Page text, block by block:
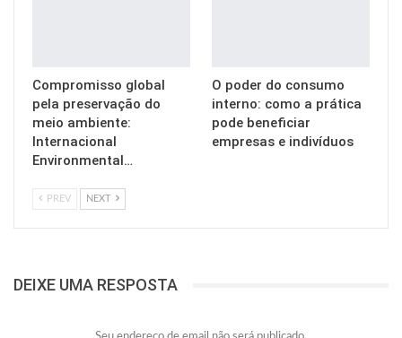
Compromisso global
pela preservação do
meio ambiente:
Internacional
Environmental…
O poder do consumo
interno: como a prática
pode beneficiar
empresas e indivíduos
PREV NEXT
DEIXE UMA RESPOSTA